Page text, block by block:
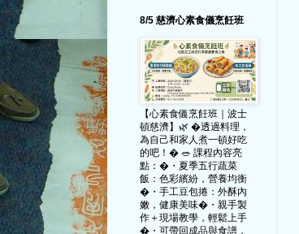
8/5 慈濟心素食儀烹飪班
【心素食儀烹飪班｜波士
頓慈濟】🌿 �透過料理，
為自己和家人煮一頓好吃
的吧！� 🥗 課程內容亮
點：�・夏季五行蔬菜
飯：色彩繽紛，營養均衡
�・手工豆包捲：外酥內
嫩，健康美味�・親手製
作＋現場教學，輕鬆上手
�・可帶回成品與食譜，